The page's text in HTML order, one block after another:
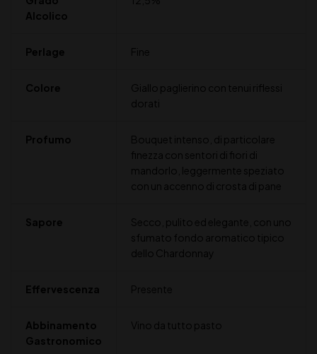
Alcolico
Perlage Fine
Colore
Giallo paglierino con tenui riflessi
dorati
Profumo
Bouquet intenso, di particolare
finezza con sentori di fiori di
mandorlo, leggermente speziato
con un accenno di crosta di pane
Sapore
Secco, pulito ed elegante, con uno
sfumato fondo aromatico tipico
dello Chardonnay
Effervescenza Presente
Abbinamento
Gastronomico
Vino da tutto pasto